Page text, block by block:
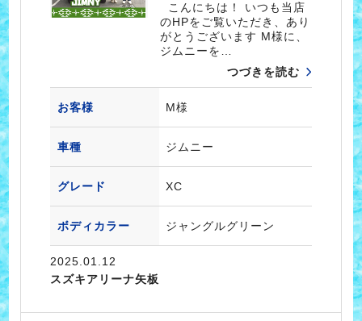
こんにちは！ いつも当店
のHPをご覧いただき、あり
がとうございます M様に、
ジムニーを…
つづきを読む
お客様 M様
車種 ジムニー
グレード XC
ボディカラー ジャングルグリーン
2025.01.12
スズキアリーナ矢板